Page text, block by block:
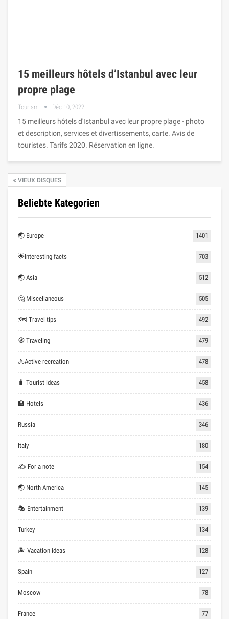
15 meilleurs hôtels d’Istanbul avec leur
propre plage
Tourism Déc 10, 2022
15 meilleurs hôtels d'Istanbul avec leur propre plage - photo
et description, services et divertissements, carte. Avis de
touristes. Tarifs 2020. Réservation en ligne.
VIEUX DISQUES
Beliebte Kategorien
🌏 Europe 1401
🌟Interesting facts 703
🌏 Asia 512
🤔 Miscellaneous 505
🗺 Travel tips 492
🧭 Traveling 479
🚴Active recreation 478
🧳 Tourist ideas 458
🏨 Hotels 436
Russia 346
Italy 180
✍ For a note 154
🌏 North America 145
🎭 Entertainment 139
Turkey 134
🏝 Vacation ideas 128
Spain 127
Moscow 78
France 77